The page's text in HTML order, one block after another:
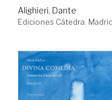
Alighieri, Dante
Ediciones Cátedra.